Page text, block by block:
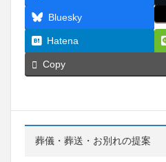
Bluesky
Hatena
Copy
葬儀・葬送・お別れの提案